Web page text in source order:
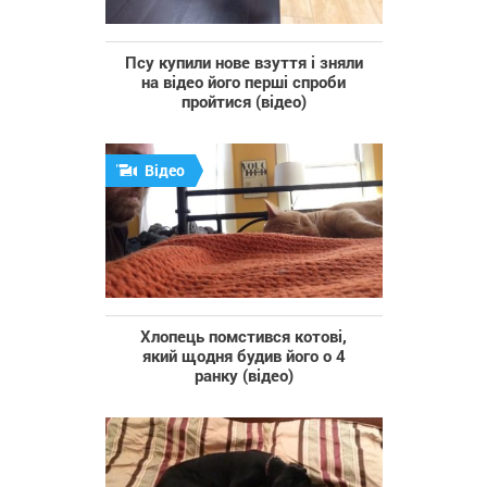
Псу купили нове взуття і зняли
на відео його перші спроби
пройтися (відео)
Відео
Хлопець помстився котові,
який щодня будив його о 4
ранку (відео)